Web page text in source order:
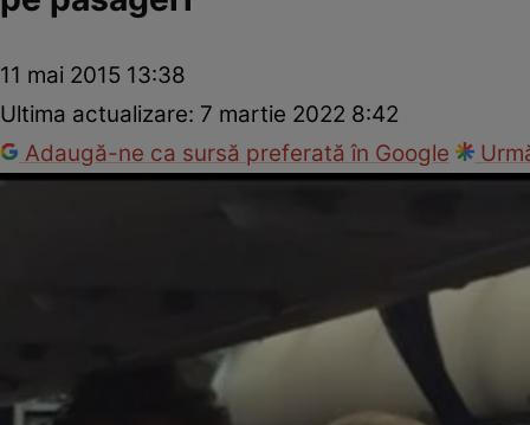
11 mai 2015 13:38
Ultima actualizare: 7 martie 2022 8:42
Adaugă-ne ca sursă preferată în Google